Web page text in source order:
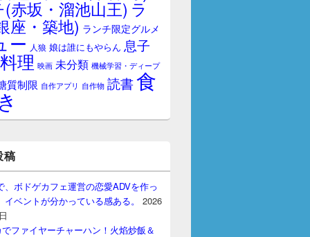
赤坂・溜池山王) ラ
座・築地) ランチ限定グルメ
ー 人狼 娘は誰にもやらん 息子
料理 映画 未分類 機械学習・ディープ
質制限 自作アプリ 自作物 読書食
稿
、ボドゲカフェ運営の恋愛ADVを作っ
イベントが分かっている感ある。
2026
ファイヤーチャーハン！火焰炒飯＆